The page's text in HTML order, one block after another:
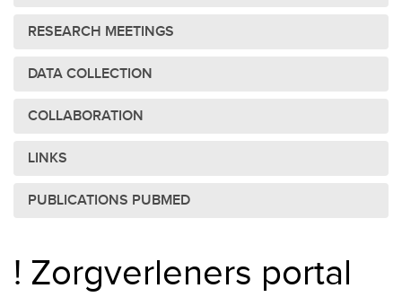
RESEARCH MEETINGS
DATA COLLECTION
COLLABORATION
LINKS
PUBLICATIONS PUBMED
! Zorgverleners portal